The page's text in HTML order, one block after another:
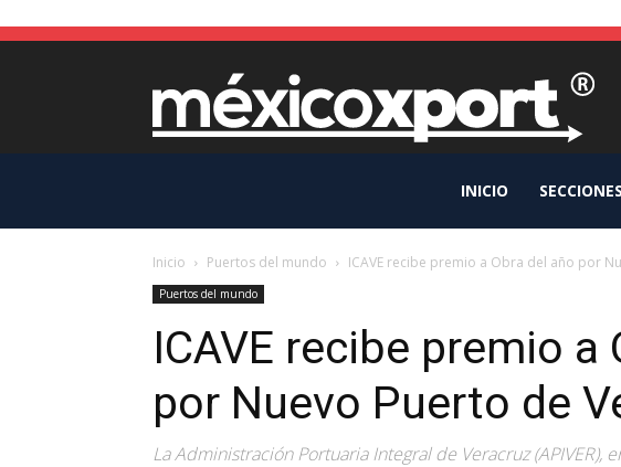
INICIO SECCIONES
Inicio Puertos del mundo ICAVE recibe premio a Obra del año por
Puertos del mundo
ICAVE recibe premio a
por Nuevo Puerto de
La Administración Portuaria Integral de Veracruz (APIVER),